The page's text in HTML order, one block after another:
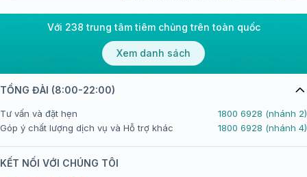
Với 238 trung tâm tiêm chủng trên toàn quốc
Xem danh sách
TỔNG ĐÀI (8:00-22:00)
Tư vấn và đặt hẹn
1800 6928 (nhánh 2)
Góp ý chất lượng dịch vụ và Hỗ trợ khác
1800 6928 (nhánh 4)
KẾT NỐI VỚI CHÚNG TÔI